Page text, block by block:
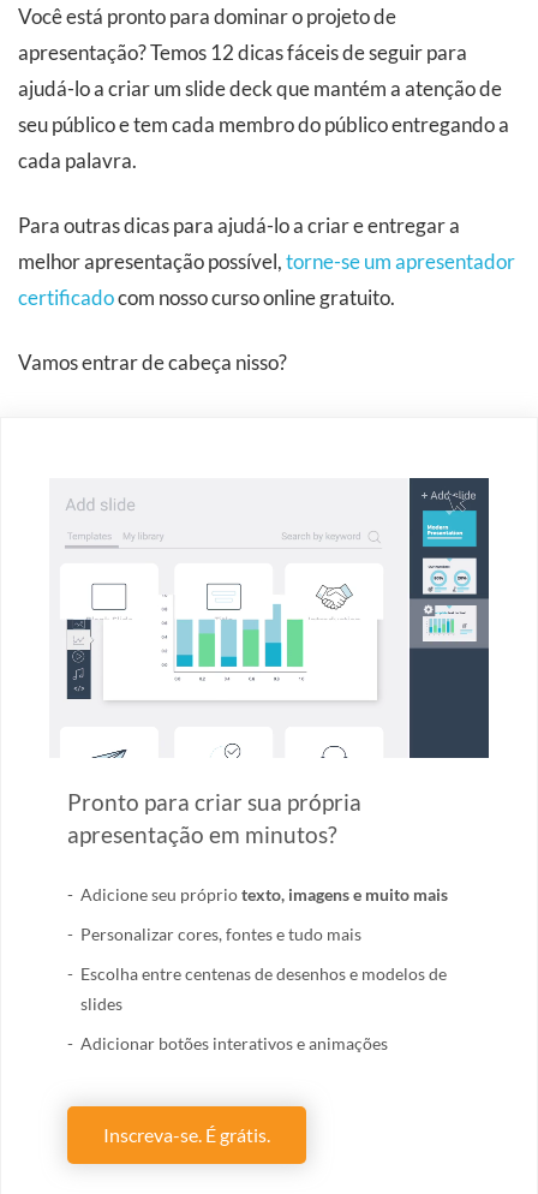
Você está pronto para dominar o projeto de
apresentação? Temos 12 dicas fáceis de seguir para
ajudá-lo a criar um slide deck que mantém a atenção de
seu público e tem cada membro do público entregando a
cada palavra.
Para outras dicas para ajudá-lo a criar e entregar a
melhor apresentação possível,torne-se um apresentador
certificadocom nosso curso online gratuito.
Vamos entrar de cabeça nisso?
Pronto para criar sua própria
apresentação em minutos?
Adicione seu própriotexto, imagens e muito mais
Personalizar cores, fontes e tudo mais
Escolha entre centenas de desenhos e modelos de
slides
Adicionar botões interativos e animações
Inscreva-se. É grátis.